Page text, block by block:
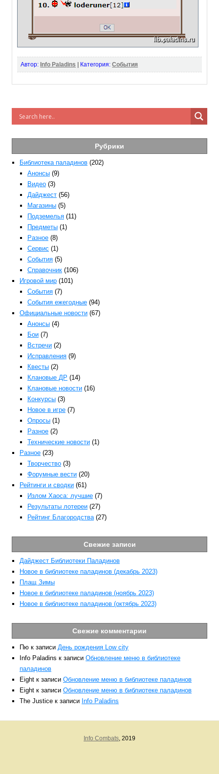
Автор: Info Paladins | Категория: События
Рубрики
Библиотека паладинов (202)
Анонсы (9)
Видео (3)
Дайджест (56)
Магазины (5)
Подземелья (11)
Предметы (1)
Разное (8)
Сервис (1)
События (5)
Справочник (106)
Игровой мир (101)
События (7)
События ежегодные (94)
Официальные новости (67)
Анонсы (4)
Бои (7)
Встречи (2)
Исправления (9)
Квесты (2)
Клановые ДР (14)
Клановые новости (16)
Конкурсы (3)
Новое в игре (7)
Опросы (1)
Разное (2)
Технические новости (1)
Разное (23)
Творчество (3)
Форумные вести (20)
Рейтинги и сводки (61)
Излом Хаоса: лучшие (7)
Результаты лотереи (27)
Рейтинг Благородства(27)
Свежие записи
Дайджест Библиотеки Паладинов
Новое в библиотеке паладинов (декабрь 2023)
Плащ Зимы
Новое в библиотеке паладинов (ноябрь 2023)
Новое в библиотеке паладинов (октябрь 2023)
Свежие комментарии
Пю к записи День рождения Low city
Info Paladins к записи Обновление меню в библиотеке
паладинов
Eight к записи Обновление меню в библиотеке паладинов
Eight к записи Обновление меню в библиотеке паладинов
The Justice к записи Info Paladins
Info Combats, 2019